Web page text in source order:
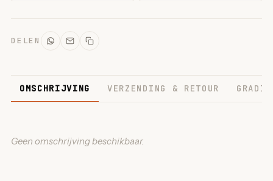
DELEN
OMSCHRIJVING VERZENDING & RETOUR
Geen omschrijving beschikbaar.